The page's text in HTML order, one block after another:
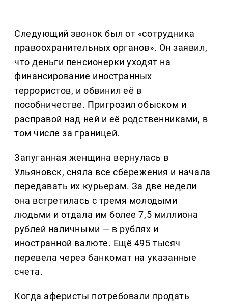
Следующий звонок был от «сотрудника
правоохранительных органов». Он заявил,
что деньги пенсионерки уходят на
финансирование иностранных
террористов, и обвинил её в
пособничестве. Пригрозил обыском и
расправой над ней и её родственниками, в
том числе за границей.
Запуганная женщина вернулась в
Ульяновск, сняла все сбережения и начала
передавать их курьерам. За две недели
она встретилась с тремя молодыми
людьми и отдала им более 7,5 миллиона
рублей наличными — в рублях и
иностранной валюте. Ещё 495 тысяч
перевела через банкомат на указанные
счета.
Когда аферисты потребовали продать